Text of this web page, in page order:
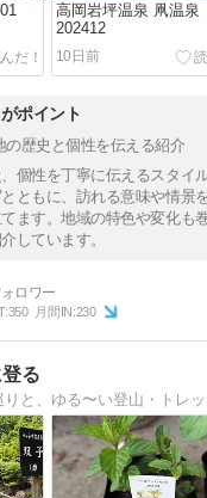
高岡岩坪温泉 凧温泉
202412
10日前
ポイント
の歴史と個性を伝える紹介
個性を丁寧に伝えるスタイ
ともに、訪れる意味や情景
ます。地域の特色や変化も
しています。
350 月間IN:230
る
と、ゆる〜い登山・トレッ